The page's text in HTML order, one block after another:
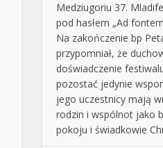
Medziugoriu 37.
pod hasłem „Ad
Na zakończenie bp
przypomniał, że
doświadczenie
pozostać jedynie
jego uczestnicy mają
rodzin i wspólnot jako
pokoju i świadkowie